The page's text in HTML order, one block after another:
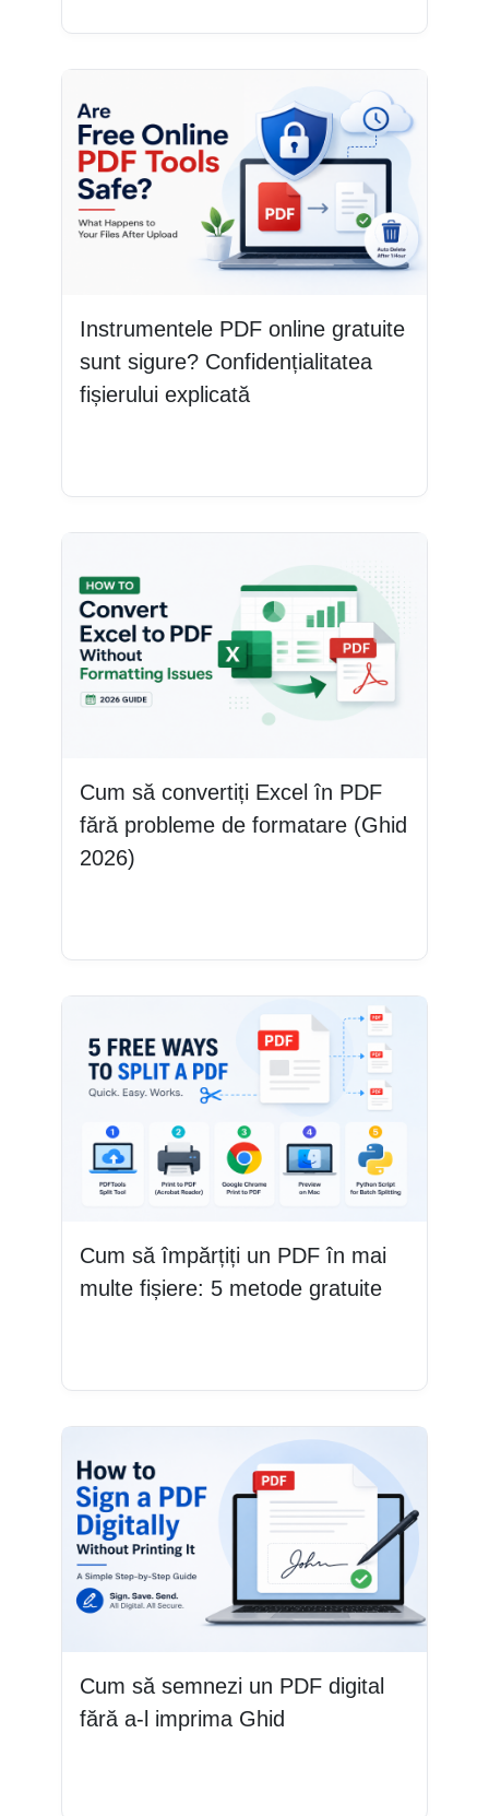
Instrumentele PDF online gratuite
sunt sigure? Confidențialitatea
fișierului explicată
Cum să convertiți Excel în PDF
fără probleme de formatare (Ghid
2026)
Cum să împărțiți un PDF în mai
multe fișiere: 5 metode gratuite
Cum să semnezi un PDF digital
fără a-l imprima Ghid